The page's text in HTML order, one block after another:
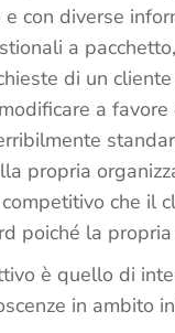
con diverse
a
di un
a
propria
che il
poiché la
è quello di
in ambito